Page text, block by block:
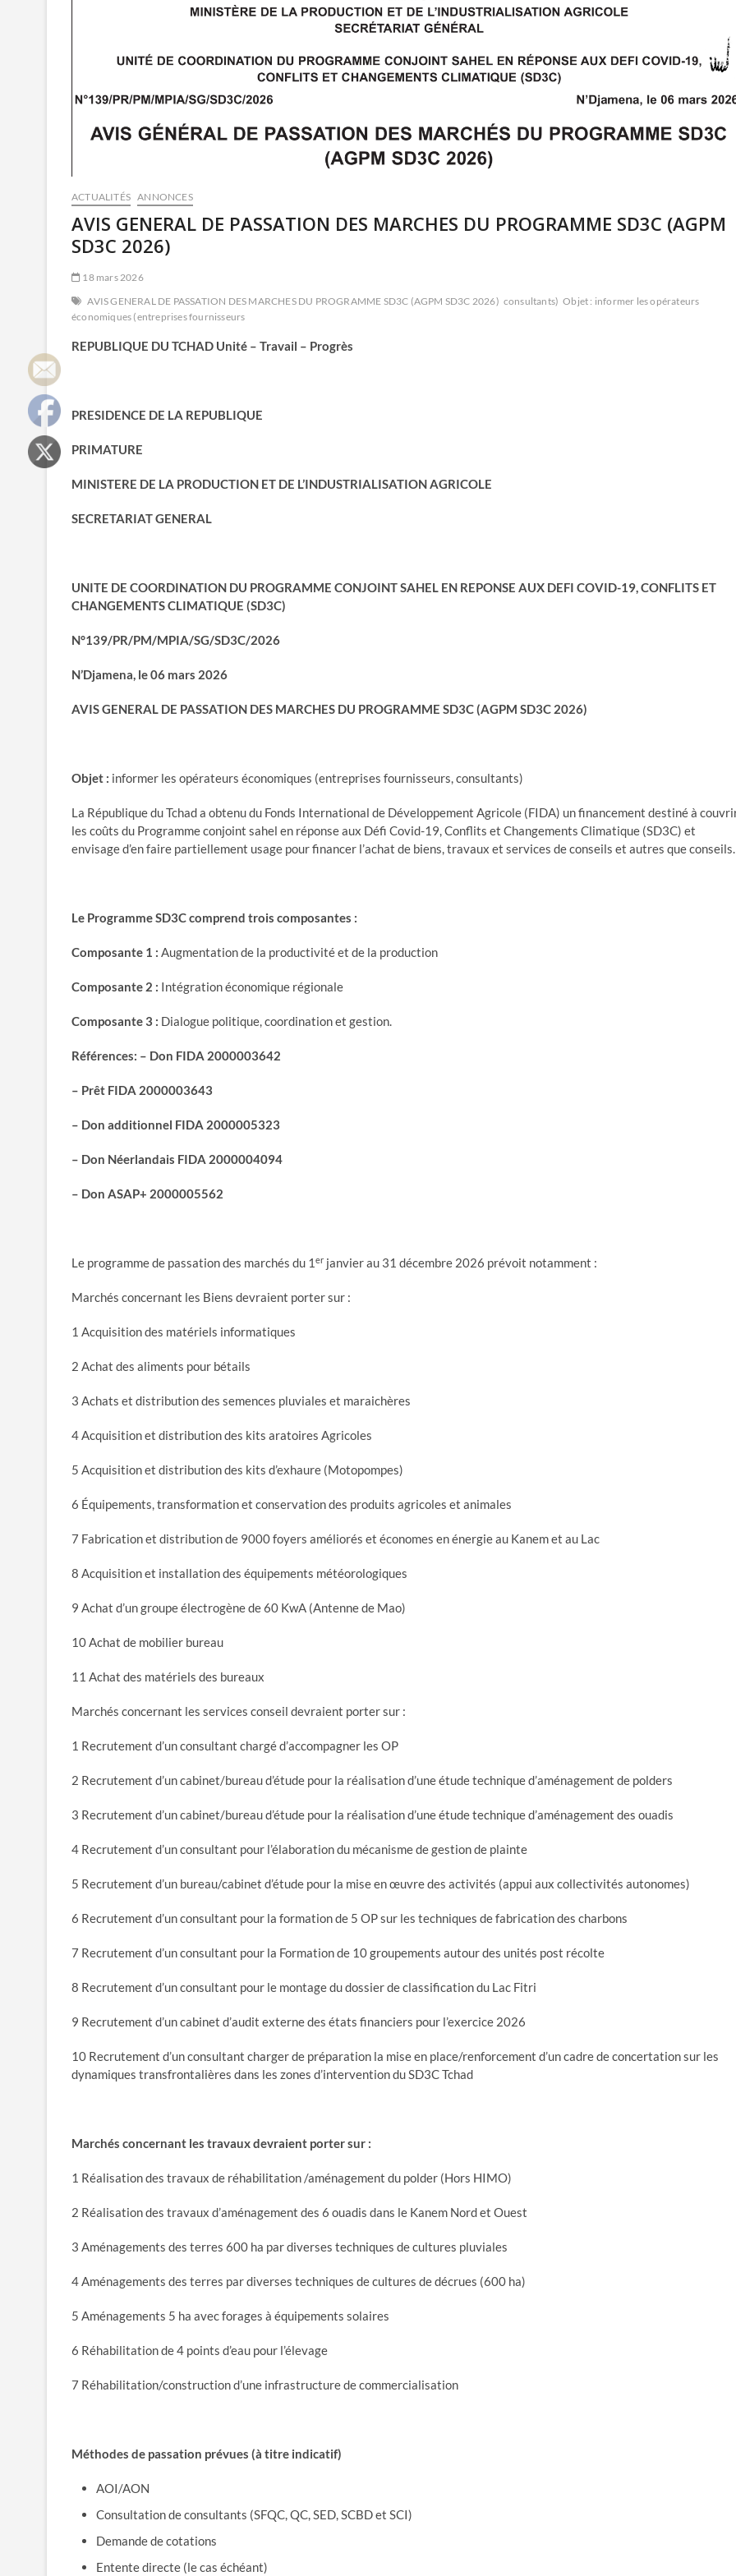
ACTUALITÉS ANNONCES
AVIS GENERAL DE PASSATION DES MARCHES DU PROGRAMME SD3C (AGPM
SD3C 2026)
18 mars 2026
AVIS GENERAL DE PASSATION DES MARCHES DU PROGRAMME SD3C (AGPM SD3C 2026) consultants) Objet : informer les opérateurs
économiques (entreprises fournisseurs
REPUBLIQUE DU TCHAD Unité – Travail – Progrès
PRESIDENCE DE LA REPUBLIQUE
PRIMATURE
MINISTERE DE LA PRODUCTION ET DE L’INDUSTRIALISATION AGRICOLE
SECRETARIAT GENERAL
UNITE DE COORDINATION DU PROGRAMME CONJOINT SAHEL EN REPONSE AUX DEFI COVID-19, CONFLITS ET
CHANGEMENTS CLIMATIQUE (SD3C)
N°139/PR/PM/MPIA/SG/SD3C/2026
N’Djamena, le 06 mars 2026
AVIS GENERAL DE PASSATION DES MARCHES DU PROGRAMME SD3C(AGPM SD3C 2026)
Objet : informer les opérateurs économiques (entreprises fournisseurs, consultants)
La République du Tchad a obtenu du Fonds International de Développement Agricole (FIDA) un financement destiné à
les coûts du Programme conjoint sahel en réponse aux Défi Covid-19, Conflits et Changements Climatique (SD3C) et
envisage d’en faire partiellement usage pour financer l’achat de biens, travaux et services de conseils et autres que conseils.
Le Programme SD3C comprend trois composantes :
Composante 1 : Augmentation de la productivité et de la production
Composante 2 : Intégration économique régionale
Composante 3 : Dialogue politique, coordination et gestion.
Références: – Don FIDA 2000003642
– Prêt FIDA 2000003643
– Don additionnel FIDA 2000005323
– Don Néerlandais FIDA 2000004094
– Don ASAP+ 2000005562
Le programme de passation des marchés du 1 er janvier au 31 décembre 2026 prévoit notamment :
Marchés concernant les Biens devraient porter sur :
1 Acquisition des matériels informatiques
2 Achat des aliments pour bétails
3 Achats et distribution des semences pluviales et maraichères
4 Acquisition et distribution des kits aratoires Agricoles
5 Acquisition et distribution des kits d’exhaure (Motopompes)
6 Équipements, transformation et conservation des produits agricoles et animales
7 Fabrication et distribution de 9000 foyers améliorés et économes en énergie au Kanem et au Lac
8 Acquisition et installation des équipements météorologiques
9 Achat d’un groupe électrogène de 60 KwA (Antenne de Mao)
10 Achat de mobilier bureau
11 Achat des matériels des bureaux
Marchés concernant les services conseil devraient porter sur :
1 Recrutement d’un consultant chargé d’accompagner les OP
2 Recrutement d’un cabinet/bureau d’étude pour la réalisation d’une étude technique d’aménagement de polders
3 Recrutement d’un cabinet/bureau d’étude pour la réalisation d’une étude technique d’aménagement des ouadis
4 Recrutement d’un consultant pour l’élaboration du mécanisme de gestion de plainte
5 Recrutement d’un bureau/cabinet d’étude pour la mise en œuvre des activités (appui aux collectivités autonomes)
6 Recrutement d’un consultant pour la formation de 5 OP sur les techniques de fabrication des charbons
7 Recrutement d’un consultant pour la Formation de 10 groupements autour des unités post récolte
8 Recrutement d’un consultant pour le montage du dossier de classification du Lac Fitri
9 Recrutement d’un cabinet d’audit externe des états financiers pour l’exercice 2026
10 Recrutement d’un consultant charger de préparation la mise en place/renforcement d’un cadre de concertation sur les
dynamiques transfrontalières dans les zones d’intervention du SD3C Tchad
Marchés concernant les travaux devraient porter sur :
1 Réalisation des travaux de réhabilitation /aménagement du polder (Hors HIMO)
2 Réalisation des travaux d’aménagement des 6 ouadis dans le Kanem Nord et Ouest
3 Aménagements des terres 600 ha par diverses techniques de cultures pluviales
4 Aménagements des terres par diverses techniques de cultures de décrues (600 ha)
5 Aménagements 5 ha avec forages à équipements solaires
6 Réhabilitation de 4 points d’eau pour l’élevage
7 Réhabilitation/construction d’une infrastructure de commercialisation
Méthodes de passation prévues (à titre indicatif)
AOI/AON
Consultation de consultants (SFQC, QC, SED, SCBD et SCI)
Demande de cotations
Entente directe (le cas échéant)